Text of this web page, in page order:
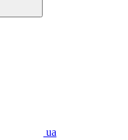
ua